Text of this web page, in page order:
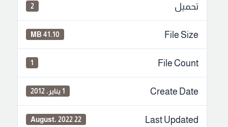
تحميل 2
File Size
41.10 MB
File Count
1
Create Date 1 يناير، 2012
Last Updated 22 August، 2022